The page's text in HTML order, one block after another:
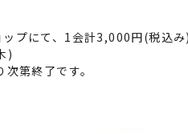
プにて、1会計3,000円(税込
)
第終了です。